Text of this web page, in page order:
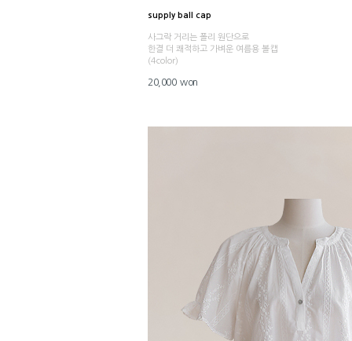
supply ball cap
사그락 거리는 폴리 원단으로
한결 더 쾌적하고 가벼운 여름용 볼캡
(4color)
20,000 won